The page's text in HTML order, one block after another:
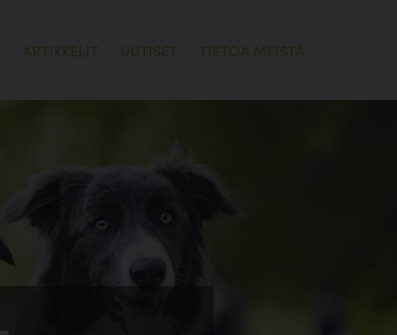
ARTIKKELIT UUTISET TIETOA MEISTÄ